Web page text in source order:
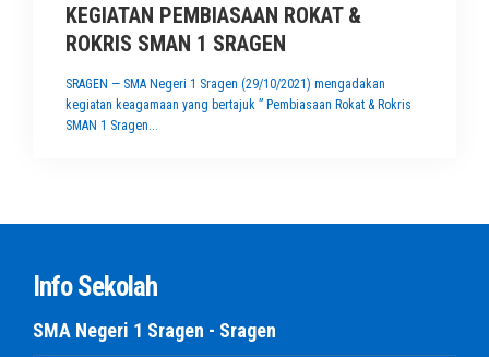
KEGIATAN PEMBIASAAN ROKAT &
ROKRIS SMAN 1 SRAGEN
SRAGEN — SMA Negeri 1 Sragen (29/10/2021) mengadakan
kegiatan keagamaan yang bertajuk ” Pembiasaan Rokat & Rokris
SMAN 1 Sragen...
Info Sekolah
SMA Negeri 1 Sragen - Sragen